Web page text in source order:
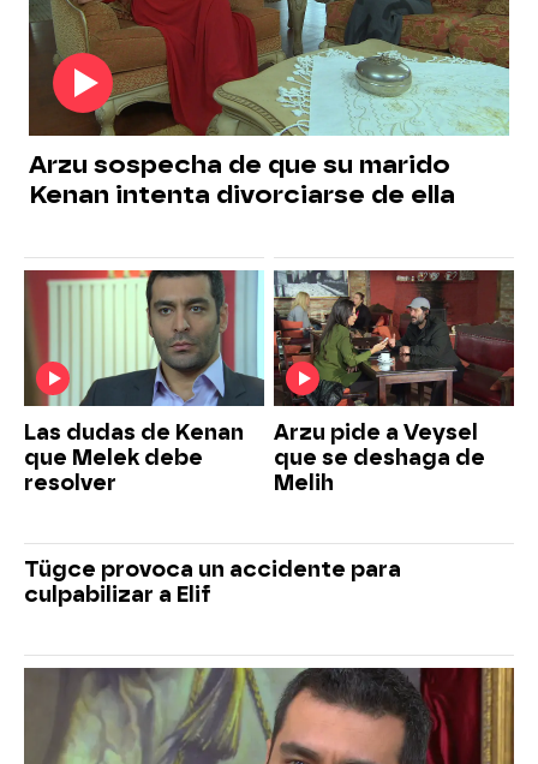
Arzu sospecha de que su marido
Kenan intenta divorciarse de ella
Las dudas de Kenan
que Melek debe
resolver
Arzu pide a Veysel
que se deshaga de
Melih
Tügce provoca un accidente para
culpabilizar a Elif